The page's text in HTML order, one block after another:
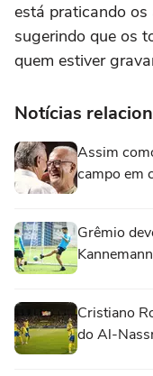
está praticando
sugerindo que os
quem estiver
Notícias
Assim
campo em
Grêmio
Cristiano
do Al-